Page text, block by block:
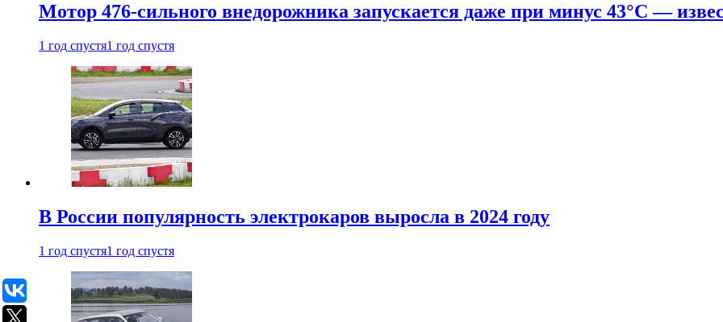
Мотор 476-сильного внедорожника запускается даже при минус 43°С —
1 год спустя1 год спустя
В России популярность электрокаров выросла в 2024 году
1 год спустя1 год спустя